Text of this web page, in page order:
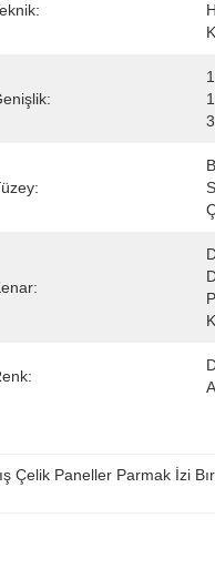
Çelik Paneller Parmak İzi